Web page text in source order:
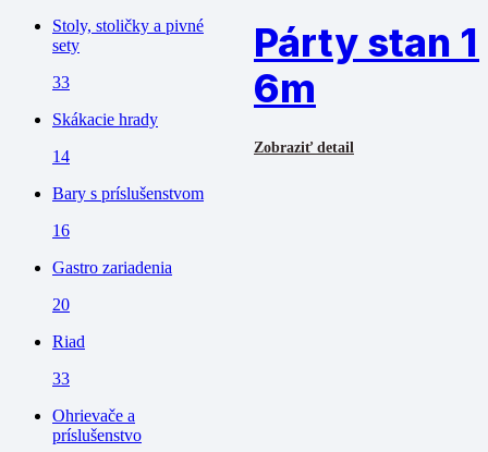
Stoly, stoličky a pivné
sety
33
Skákacie hrady
14
Bary s príslušenstvom
16
Gastro zariadenia
20
Riad
33
Ohrievače a
príslušenstvo
Párty stan
6m
Zobraziť detail